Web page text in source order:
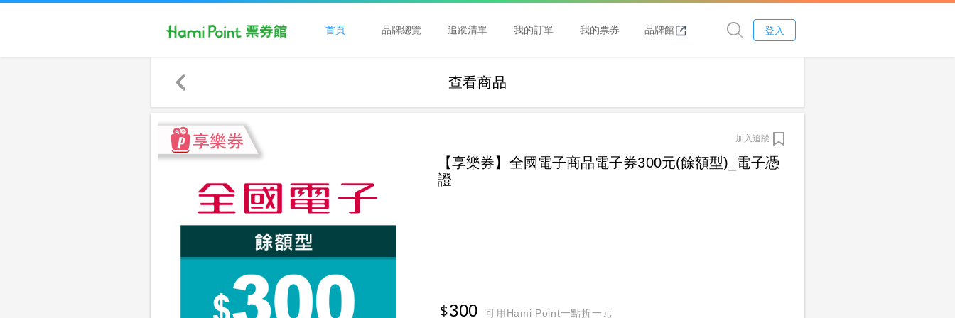
首頁 品牌總覽 追蹤清單 我的訂單 我的票券 品牌館 登入
查看商品
加入追蹤
【享樂券】全國電子商品電子券300元(餘額型)_電子憑
證
300 可用Hami Point一點折一元